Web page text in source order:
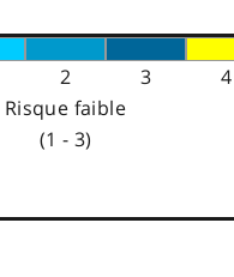
2 3 4
Risque faible
(1 - 3)